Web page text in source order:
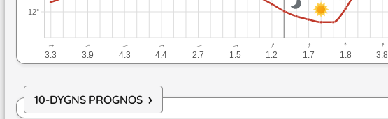
12°
↓
3.3
↓
3.9
↓
4.3
↓
4.4
↓
2.7
↓
1.5
↓
1.2
↓
1.7
↓
1.8
↓
3.8
10-DYGNS PROGNOS ›